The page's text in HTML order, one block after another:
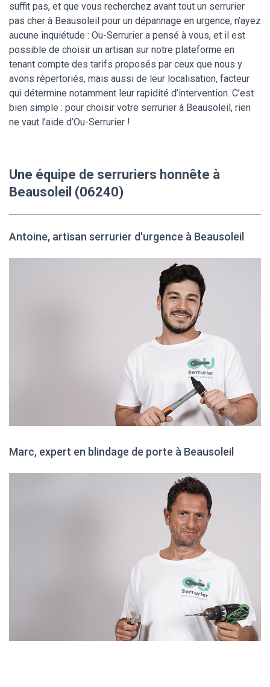
suffit pas, et que vous recherchez avant tout un serrurier
pas cher à Beausoleil pour un dépannage en urgence, n’ayez
aucune inquiétude : Ou-Serrurier a pensé à vous, et il est
possible de choisir un artisan sur notre plateforme en
tenant compte des tarifs proposés par ceux que nous y
avons répertoriés, mais aussi de leur localisation, facteur
qui détermine notamment leur rapidité d’intervention. C’est
bien simple : pour choisir votre serrurier à Beausoleil, rien
ne vaut l’aide d’Ou-Serrurier !
Une équipe de serruriers honnête à
Beausoleil (06240)
Antoine, artisan serrurier d'urgence à Beausoleil
Marc, expert en blindage de porte à Beausoleil